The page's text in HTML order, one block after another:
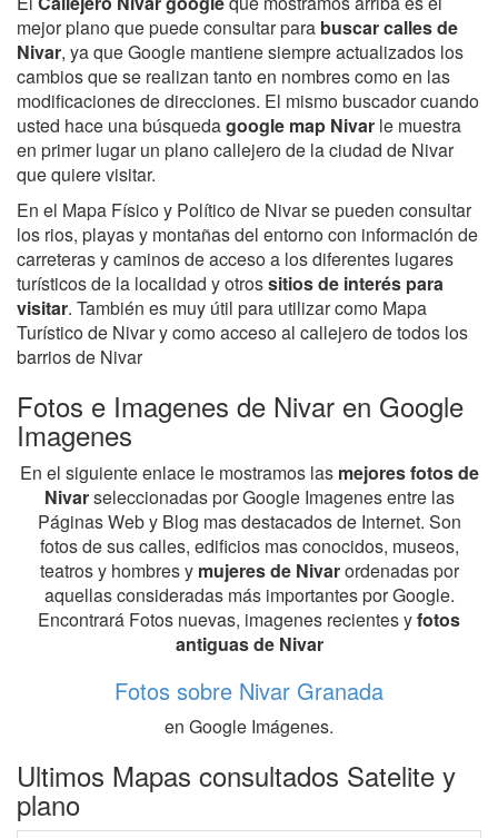
mejor plano que puede consultar para buscar calles de
Nivar, ya que Google mantiene siempre actualizados los
cambios que se realizan tanto en nombres como en las
modificaciones de direcciones. El mismo buscador cuando
usted hace una búsquedagoogle map Nivar le muestra
en primer lugar un plano callejero de la ciudad de Nivar
que quiere visitar.
En el Mapa Físico y Político de Nivar se pueden consultar
los rios, playas y montañas del entorno con información de
carreteras y caminos de acceso a los diferentes lugares
turísticos de la localidad y otrossitios de interés para
visitar. También es muy útil para utilizar como Mapa
Turístico de Nivar y como acceso al callejero de todos los
barrios de Nivar
Fotos e Imagenes de Nivar en Google
Imagenes
En el siguiente enlace le mostramos las mejores fotos de
Nivarseleccionadas por Google Imagenes entre las
Páginas Web y Blog mas destacados de Internet. Son
fotos de sus calles, edificios mas conocidos, museos,
teatros y hombres y mujeres de Nivarordenadas por
aquellas consideradas más importantes por Google.
Encontrará Fotos nuevas, imagenes recientes yfotos
antiguas de Nivar
Fotos sobre Nivar Granada
en Google Imágenes.
Ultimos Mapas consultados Satelite y
plano